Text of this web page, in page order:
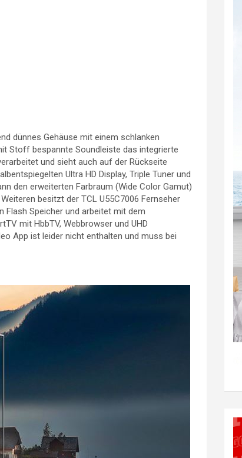
dünnes Gehäuse mit einem schlanken
Stoff bespannte Soundleiste das integrierte
und sieht auch auf der Rückseite
Ultra HD Display, Triple Tuner und
den erweiterten Farbraum (Wide Color Gamut)
besitzt der TCL U55C7006 Fernseher
Flash Speicher und arbeitet mit dem
mit HbbTV, Webbrowser und UHD
App ist leider nicht enthalten und muss bei